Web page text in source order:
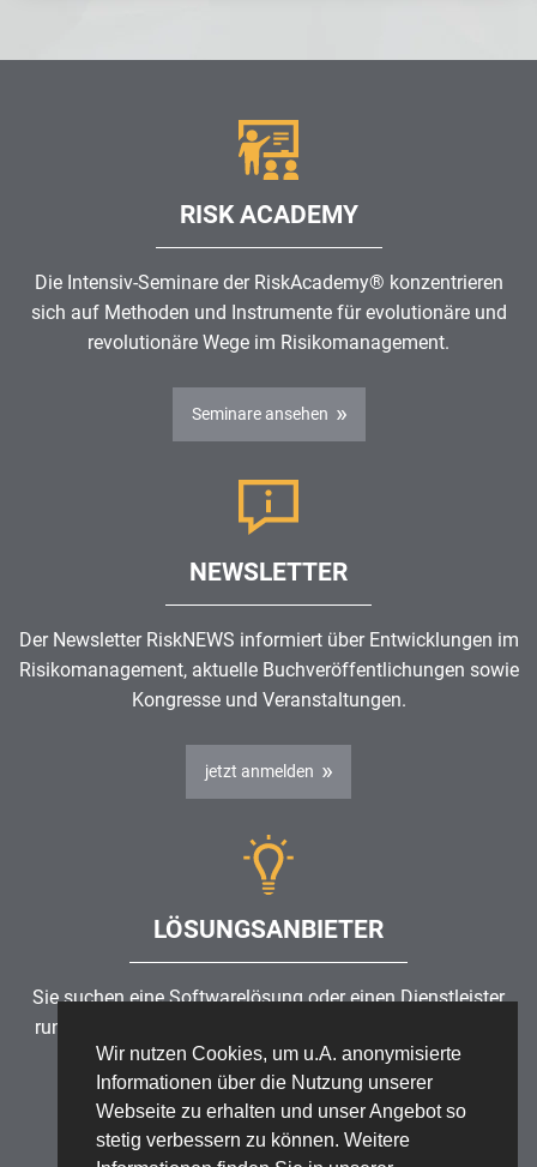
Wir nutzen Cookies, um u.A. anonymisierte
Informationen über die Nutzung unserer
Webseite zu erhalten und unser Angebot so
stetig verbessern zu können. Weitere
RISK ACADEMY
Die Intensiv-Seminare der RiskAcademy® konzentrieren
sich auf Methoden und Instrumente für evolutionäre und
revolutionäre Wege im Risikomanagement.
Seminare ansehen
NEWSLETTER
Der Newsletter RiskNEWS informiert über Entwicklungen im
Risikomanagement, aktuelle Buchveröffentlichungen sowie
Kongresse und Veranstaltungen.
jetzt anmelden
LÖSUNGSANBIETER
Sie suchen eine Softwarelösung oder einen Dienstleister
rund um die Themen
ISMS?
Partner finden